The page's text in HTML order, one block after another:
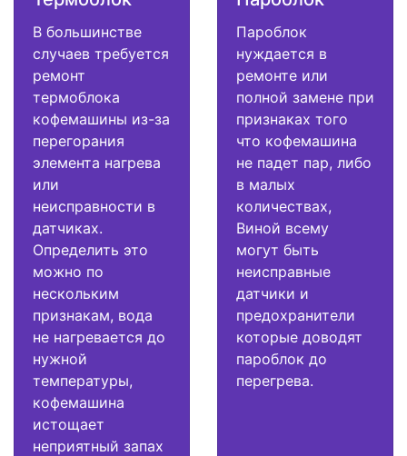
В большинстве
случаев требуется
ремонт
термоблока
кофемашины из-за
перегорания
элемента нагрева
или
неисправности в
датчиках.
Определить это
можно по
нескольким
признакам, вода
не нагревается до
нужной
температуры,
кофемашина
истощает
неприятный запах
Пароблок
нуждается в
ремонте или
полной замене при
признаках того
что кофемашина
не падет пар, либо
в малых
количествах,
Виной всему
могут быть
неисправные
датчики и
предохранители
которые доводят
пароблок до
перегрева.